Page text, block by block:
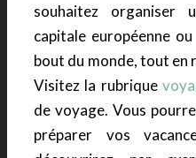
souhaitez organiser
capitale européenne
bout du monde, tout en
Visitez la rubrique
de voyage. Vous
préparer vos